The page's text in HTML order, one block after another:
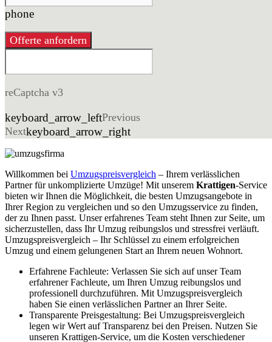
phone
Offerte anfordern
reCaptcha v3
keyboard_arrow_leftPrevious
Nextkeyboard_arrow_right
Willkommen bei Umzugspreisvergleich – Ihrem verlässlichen
Partner für unkomplizierte Umzüge! Mit unserem Krattigen-Service
bieten wir Ihnen die Möglichkeit, die besten Umzugsangebote in
Ihrer Region zu vergleichen und so den Umzugsservice zu finden,
der zu Ihnen passt. Unser erfahrenes Team steht Ihnen zur Seite, um
sicherzustellen, dass Ihr Umzug reibungslos und stressfrei verläuft.
Umzugspreisvergleich – Ihr Schlüssel zu einem erfolgreichen
Umzug und einem gelungenen Start an Ihrem neuen Wohnort.
Erfahrene Fachleute: Verlassen Sie sich auf unser Team
erfahrener Fachleute, um Ihren Umzug reibungslos und
professionell durchzuführen. Mit Umzugspreisvergleich
haben Sie einen verlässlichen Partner an Ihrer Seite.
Transparente Preisgestaltung: Bei Umzugspreisvergleich
legen wir Wert auf Transparenz bei den Preisen. Nutzen Sie
unseren Krattigen-Service, um die Kosten verschiedener